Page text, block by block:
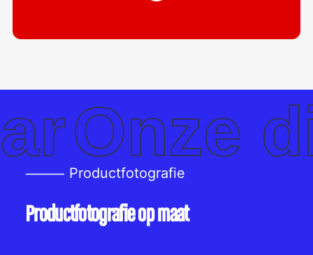
⸻ Productfotografie
Productfotografie op maat